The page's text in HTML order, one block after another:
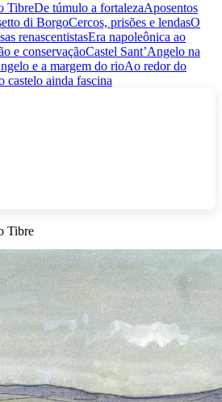
TibreDe túmulo a fortalezaAposentos
di BorgoCercos, prisões e lendasO
renascentistasEra napoleônica ao
e conservaçãoCastel Sant’Angelo na
e a margem do rioAo redor do
castelo ainda fascina
Tibre